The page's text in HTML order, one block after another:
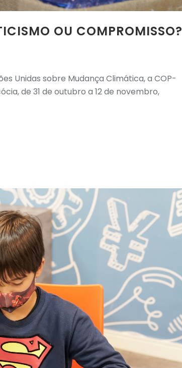
OU COMPROMISSO?
Unidas sobre Mudança Climática, a COP-
de 31 de outubro a 12 de novembro,